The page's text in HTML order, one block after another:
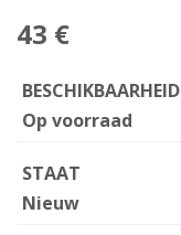
43 €
BESCHIKBAARHEID
Op voorraad
STAAT
Nieuw